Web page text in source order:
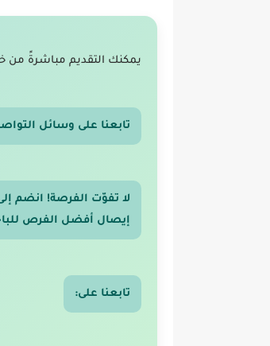
يمكنك التقديم مباشرةً من
تابعنا على وسائل
لا تفوّت الفرصة! انضم
إيصال أفضل الفرص
تابعنا على: